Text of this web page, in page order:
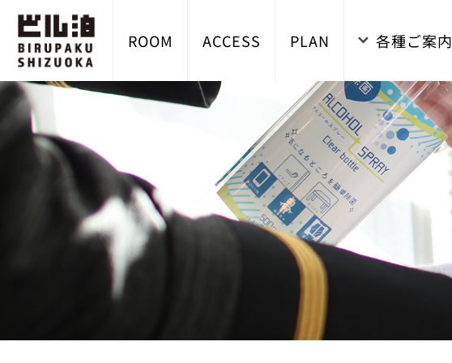
ROOM ACCESS PLAN 各種ご案内